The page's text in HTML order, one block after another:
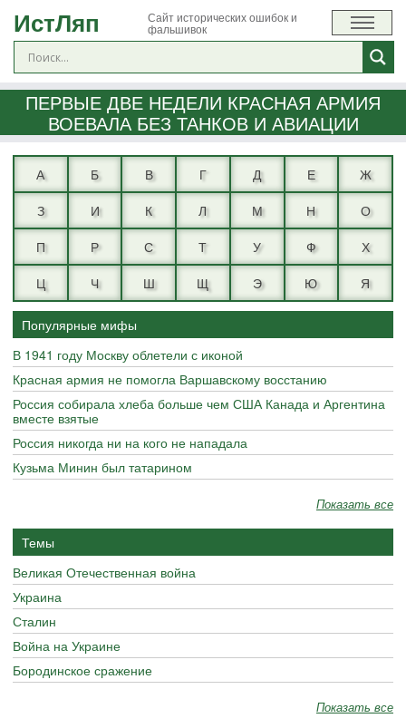
ИстЛяп Сайт исторических ошибок и
фальшивок
ПЕРВЫЕ ДВЕ НЕДЕЛИ КРАСНАЯ АРМИЯ
ВОЕВАЛА БЕЗ ТАНКОВ И АВИАЦИИ
А Б В Г Д Е
Ж
З
И К Л М Н
О
П
Р С Т У Ф
Х
Ц
Ч Ш Щ Э Ю Я
Популярные мифы
В 1941 году Москву облетели с иконой
Красная армия не помогла Варшавскому восстанию
Россия собирала хлеба больше чем США Канада и Аргентина
вместе взятые
Россия никогда ни на кого не нападала
Кузьма Минин был татарином
Показать все
Темы
Великая Отечественная война
Украина
Сталин
Война на Украине
Бородинское сражение
Показать все